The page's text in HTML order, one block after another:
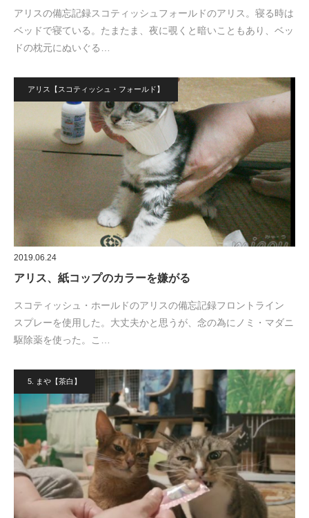
アリスの備忘記録スコティッシュフォールドのアリス。寝る時は
ベッドで寝ている。たまたま、夜に覗くと暗いこともあり、ベッ
ドの枕元にぬいぐる…
アリス【スコティッシュ・フォールド】
2019.06.24
アリス、紙コップのカラーを嫌がる
スコティッシュ・ホールドのアリスの備忘記録フロントライン
スプレーを使用した。大丈夫かと思うが、念の為にノミ・マダニ
駆除薬を使った。こ…
5. まや【茶白】